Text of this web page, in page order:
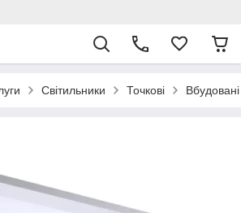
Світильники Точкові Вбудовані